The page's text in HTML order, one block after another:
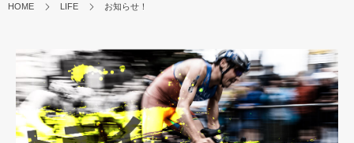
HOME LIFE お知らせ！